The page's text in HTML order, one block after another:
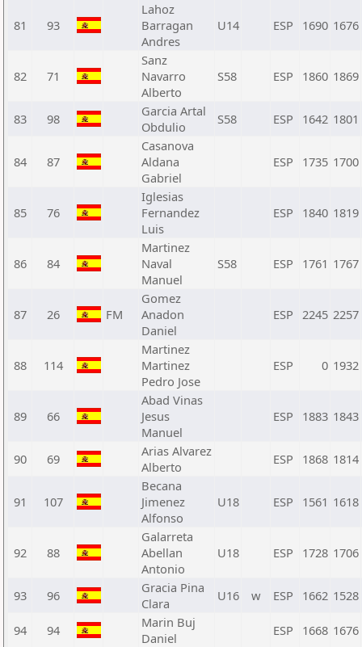
81 93
Lahoz
Barragan
Andres
U14 ESP 1690 1676
82 71
Sanz
Navarro
Alberto
S58 ESP 1860 1869
83 98
Garcia Artal
Obdulio
S58 ESP 1642 1801
84 87
Casanova
Aldana
Gabriel
ESP 1735 1700
85 76
Iglesias
Fernandez
Luis
ESP 1840 1819
86 84
Martinez
Naval
Manuel
S58 ESP 1761 1767
87 26 FM
Gomez
Anadon
Daniel
ESP 2245 2257
88 114
Martinez
Martinez
Pedro Jose
ESP 0 1932
89 66
Abad Vinas
Jesus
Manuel
ESP 1883 1843
90 69
Arias Alvarez
Alberto
ESP 1868 1814
91 107
Becana
Jimenez
Alfonso
U18 ESP 1561 1618
92 88
Galarreta
Abellan
Antonio
U18 ESP 1728 1706
93 96
Gracia Pina
Clara
U16 w ESP 1662 1528
94 94
Marin Buj
Daniel
ESP 1668 1676